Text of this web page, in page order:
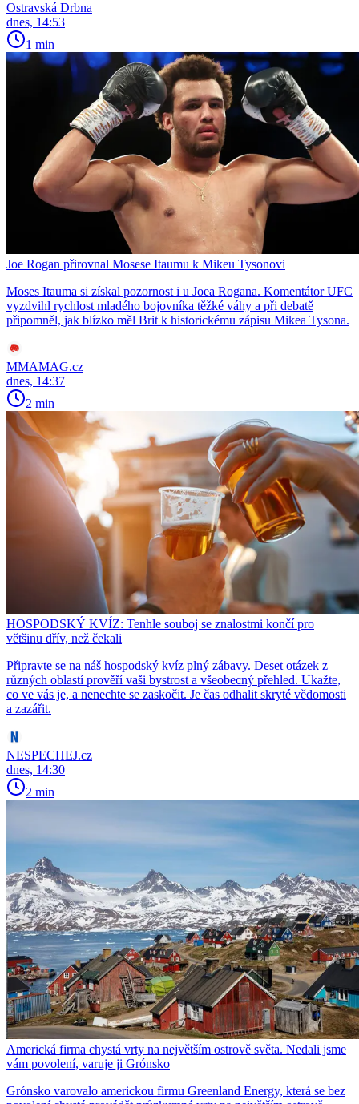
Ostravská Drbna
dnes, 14:53
1 min
Joe Rogan přirovnal Mosese Itaumu k Mikeu Tysonovi
Moses Itauma si získal pozornost i u Joea Rogana. Komentátor UFC
vyzdvihl rychlost mladého bojovníka těžké váhy a při debatě
připomněl, jak blízko měl Brit k historickému zápisu Mikea Tysona.
MMAMAG.cz
dnes, 14:37
2 min
HOSPODSKÝ KVÍZ: Tenhle souboj se znalostmi končí pro
většinu dřív, než čekali
Připravte se na náš hospodský kvíz plný zábavy. Deset otázek z
různých oblastí prověří vaši bystrost a všeobecný přehled. Ukažte,
co ve vás je, a nenechte se zaskočit. Je čas odhalit skryté vědomosti
a zazářit.
NESPECHEJ.cz
dnes, 14:30
2 min
Americká firma chystá vrty na největším ostrově světa. Nedali jsme
vám povolení, varuje ji Grónsko
Grónsko varovalo americkou firmu Greenland Energy, která se bez